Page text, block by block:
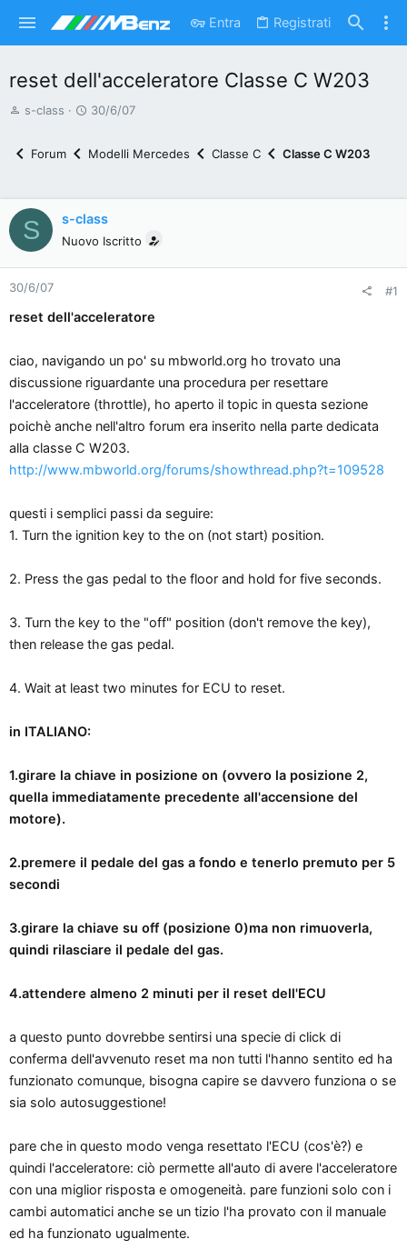
Entra Registrati
reset dell'acceleratore Classe C W203
A
e
d
i
s
c
i
o
n
e
s-class
D
t
n
i
30/6/07
Forum Modelli Mercedes Classe C Classe C W203
S s-class
Nuovo Iscritto
30/6/07 #1
reset dell'acceleratore
ciao, navigando un po' su mbworld.org ho trovato una
discussione riguardante una procedura per resettare
l'acceleratore (throttle), ho aperto il topic in questa sezione
poichè anche nell'altro forum era inserito nella parte dedicata
alla classe C W203.
http://www.mbworld.org/forums/showthread.php?t=109528
questi i semplici passi da seguire:
1. Turn the ignition key to the on (not start) position.
2. Press the gas pedal to the floor and hold for five seconds.
3. Turn the key to the "off" position (don't remove the key),
then release the gas pedal.
4. Wait at least two minutes for ECU to reset.
in ITALIANO:
1.girare la chiave in posizione on (ovvero la posizione 2,
quella immediatamente precedente all'accensione del
motore).
2.premere il pedale del gas a fondo e tenerlo premuto per 5
secondi
3.girare la chiave su off (posizione 0)ma non rimuoverla,
quindi rilasciare il pedale del gas.
4.attendere almeno 2 minuti per il reset dell'ECU
a questo punto dovrebbe sentirsi una specie di click di
conferma dell'avvenuto reset ma non tutti l'hanno sentito ed ha
funzionato comunque, bisogna capire se davvero funziona o se
sia solo autosuggestione!
pare che in questo modo venga resettato l'ECU (cos'è?) e
quindi l'acceleratore: ciò permette all'auto di avere l'acceleratore
con una miglior risposta e omogeneità. pare funzioni solo con i
cambi automatici anche se un tizio l'ha provato con il manuale
ed ha funzionato ugualmente.